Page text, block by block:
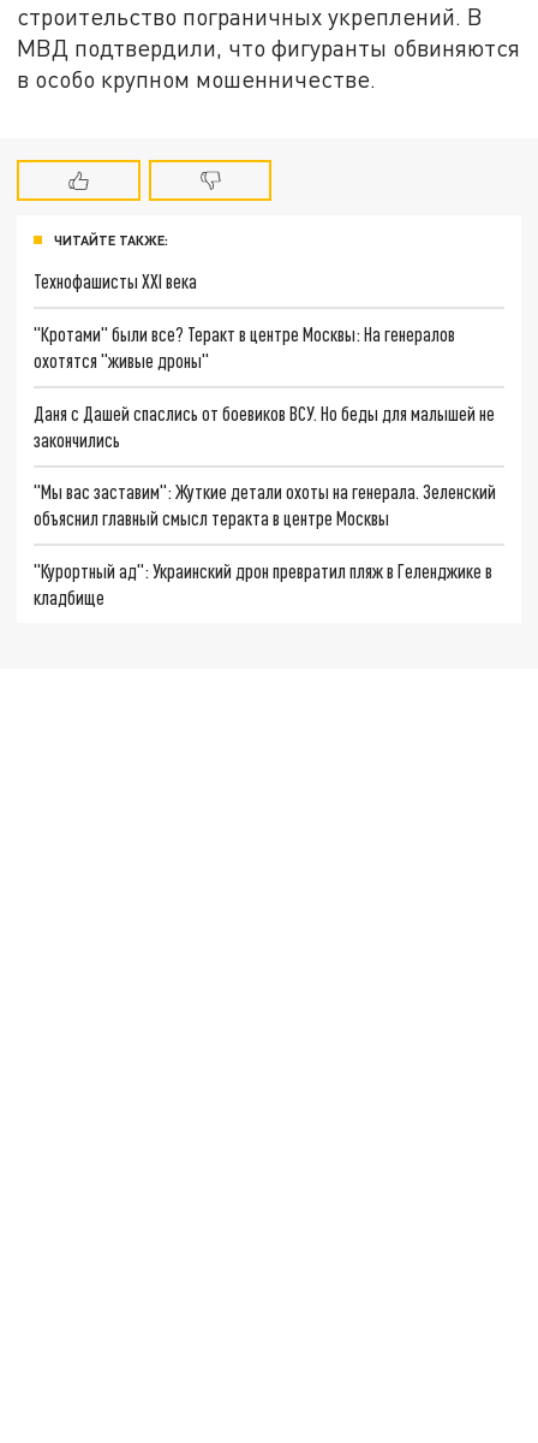
строительство пограничных укреплений. В
МВД подтвердили, что фигуранты обвиняются
в особо крупном мошенничестве.
ЧИТАЙТЕ ТАКЖЕ:
Технофашисты XXI века
"Кротами" были все? Теракт в центре Москвы: На генералов
охотятся "живые дроны"
Даня с Дашей спаслись от боевиков ВСУ. Но беды для малышей не
закончились
"Мы вас заставим": Жуткие детали охоты на генерала. Зеленский
объяснил главный смысл теракта в центре Москвы
"Курортный ад": Украинский дрон превратил пляж в Геленджике в
кладбище